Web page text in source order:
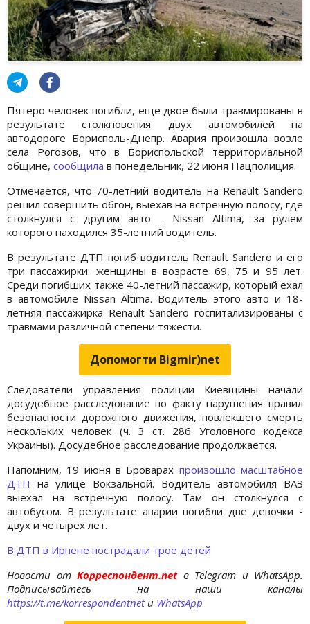
Пятеро человек погибли, еще двое были травмированы в
результате столкновения двух автомобилей на
автодороге Борисполь-Днепр. Авария произошла возле
села Рогозов, что в Бориспольской территориальной
общине, сообщила в понедельник, 22 июня Нацполиция.
Отмечается, что 70-летний водитель на Renault Sandero
решил совершить обгон, выехав на встречную полосу, где
столкнулся с другим авто - Nissan Altima, за рулем
которого находился 35-летний водитель.
В результате ДТП погиб водитель Renault Sandero и его
три пассажирки: женщины в возрасте 69, 75 и 95 лет.
Среди погибших также 40-летний пассажир, который ехал
в автомобиле Nissan Altima. Водитель этого авто и 18-
летняя пассажирка Renault Sandero госпитализированы с
травмами различной степени тяжести.
Допомогти Bigmir)net
Следователи управления полиции Киевщины начали
досудебное расследование по факту нарушения правил
безопасности дорожного движения, повлекшего смерть
нескольких человек (ч. 3 ст. 286 Уголовного кодекса
Украины). Досудебное расследование продолжается.
Напомним, 19 июня в Броварах произошло масштабное
ДТП на улице Вокзальной. Водитель автомобиля ВАЗ
выехал на встречную полосу. Там он столкнулся с
автобусом. В результате аварии погибли две девочки -
двух и четырех лет.
В ДТП в Ирпене пострадали трое детей
Новости отКорреспондент.net в Telegram и WhatsApp.
Подписывайтесь на наши каналы
https://t.me/korrespondentnetи WhatsApp